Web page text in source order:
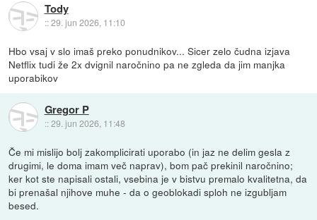
Tody
::29. jun 2026, 11:10
Hbo vsaj v slo imaš preko ponudnikov... Sicer zelo čudna izjava
Netflix tudi že 2x dvignil naročnino pa ne zgleda da jim manjka
uporabikov
Gregor P
::29. jun 2026, 11:48
Če mi mislijo bolj zakomplicirati uporabo (in jaz ne delim gesla z
drugimi, le doma imam več naprav), bom pač prekinil naročnino;
ker kot ste napisali ostali, vsebina je v bistvu premalo kvalitetna, da
bi prenašal njihove muhe - da o geoblokadi sploh ne izgubljam
besed.